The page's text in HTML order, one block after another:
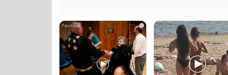
i